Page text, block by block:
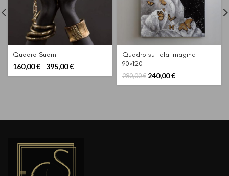
Quadro Suami
160,00€ - 395,00€Fascia
di
395,00 €
Quadro su tela imagine
90×120
280,00€ Il
prezzo
240,00€Il
prezzo